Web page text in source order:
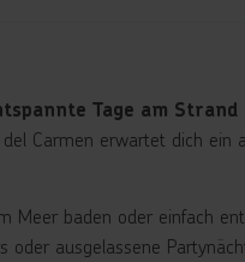
Tage am
Carmen erwartet dich ein
Meer baden oder einfach
oder ausgelassene